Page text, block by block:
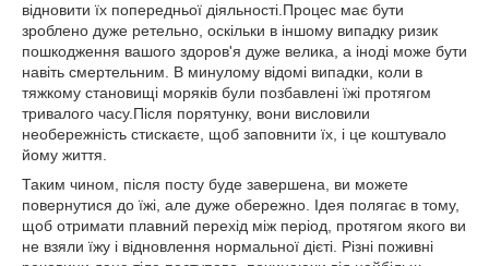
відновити їх попередньої діяльності.Процес має бути
зроблено дуже ретельно, оскільки в іншому випадку ризик
пошкодження вашого здоров'я дуже велика, а іноді може бути
навіть смертельним. В минулому відомі випадки, коли в
тяжкому становищі моряків були позбавлені їжі протягом
тривалого часу.Після порятунку, вони висловили
необережність стискаєте, щоб заповнити їх, і це коштувало
йому життя.
Таким чином, після посту буде завершена, ви можете
повернутися до їжі, але дуже обережно. Ідея полягає в тому,
щоб отримати плавний перехід між період, протягом якого ви
не взяли їжу і відновлення нормальної дієті. Різні поживні